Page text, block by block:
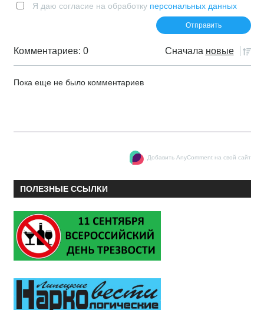
Я даю согласие на обработку персональных данных
Комментариев: 0 Сначала новые
Пока еще не было комментариев
Добавить AnyComment на свой сайт
ПОЛЕЗНЫЕ ССЫЛКИ